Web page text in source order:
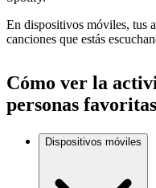
En dispositivos móviles, tus
canciones que estás
Cómo ver la
personas favoritas
Dispositivos móviles